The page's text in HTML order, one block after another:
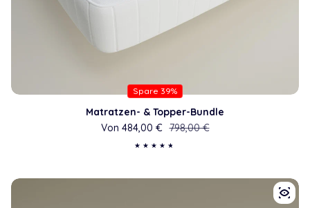
Spare 39%
Matratzen- & Topper-Bundle
Verkaufspreis
Von 484,00 €Regulärer Preis
798,00 €